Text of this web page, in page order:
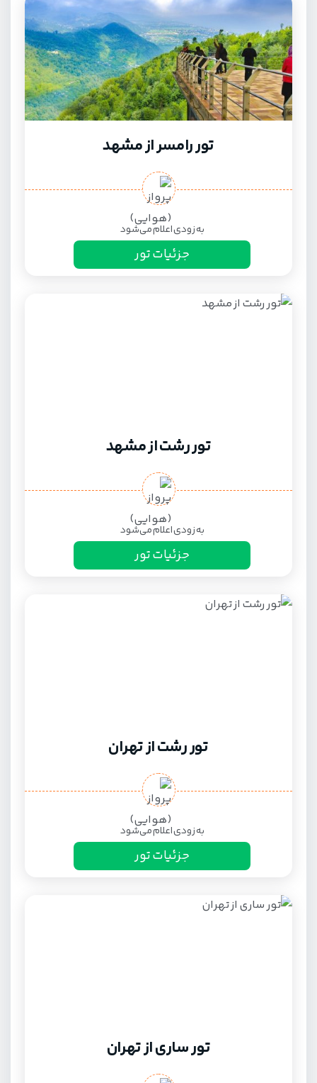
تور رامسر از مشهد
به زودی اعلام می‌شود
جزئیات تور
تور رشت از مشهد
به زودی اعلام می‌شود
جزئیات تور
تور رشت از تهران
به زودی اعلام می‌شود
جزئیات تور
تور ساری از تهران